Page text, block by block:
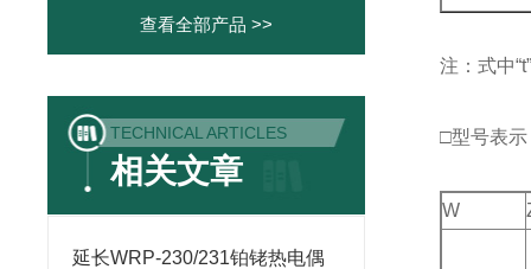
查看全部产品 >>
TECHNICAL ARTICLES
相关文章
延长WRP-230/231铂铑热电偶
注：式中
□型号表示
W